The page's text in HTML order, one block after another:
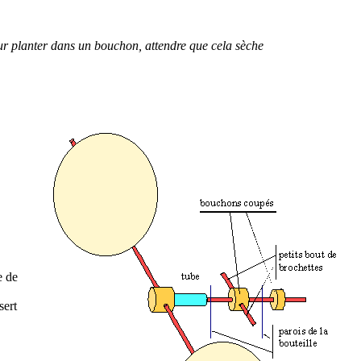
planter dans un bouchon, attendre que cela sèche
de